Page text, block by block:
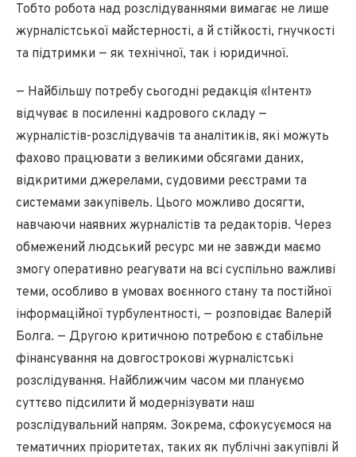
Тобто робота над розслідуваннями вимагає не лише
журналістської майстерності, а й стійкості, гнучкості
та підтримки — як технічної, так і юридичної.
— Найбільшу потребу сьогодні редакція «Інтент»
відчуває в посиленні кадрового складу —
журналістів-розслідувачів та аналітиків, які можуть
фахово працювати з великими обсягами даних,
відкритими джерелами, судовими реєстрами та
системами закупівель. Цього можливо досягти,
навчаючи наявних журналістів та редакторів. Через
обмежений людський ресурс ми не завжди маємо
змогу оперативно реагувати на всі суспільно важливі
теми, особливо в умовах воєнного стану та постійної
інформаційної турбулентності, — розповідає Валерій
Болга. — Другою критичною потребою є стабільне
фінансування на довгострокові журналістські
розслідування. Найближчим часом ми плануємо
суттєво підсилити й модернізувати наш
розслідувальний напрям. Зокрема, сфокусуємося на
тематичних пріоритетах, таких як публічні закупівлі й